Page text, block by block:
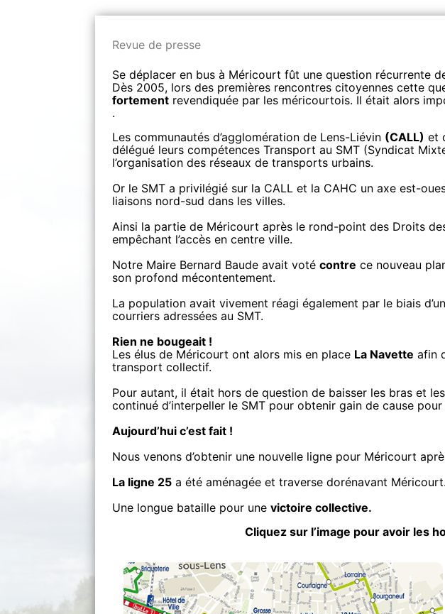
Revue de presse
Se déplacer en bus à Méricourt fût une question récurrente
Dès 2005, lors des premières rencontres citoyennes cette
fortement revendiquée par les méricourtois. Il était alors
.
Les communautés d’agglomération de Lens-Liévin (CALL) et
délégué leurs compétences Transport au SMT (Syndicat
l’organisation des réseaux de transports urbains.
Or le SMT a privilégié sur la CALL et la CAHC un axe est-
liaisons nord-sud dans les villes.
Ainsi la partie de Méricourt après le rond-point des Droits
empêchant l’accès en centre ville.
Notre Maire Bernard Baude avait votécontre ce nouveau
son profond mécontentement.
La population avait vivement réagi également par le biais
courriers adressées au SMT.
Rien ne bougeait !
Les élus de Méricourt ont alors mis en place La Navette afin
transport collectif.
Pour autant, il était hors de question de baisser les bras et
continué d’interpeller le SMT pour obtenir gain de cause
Aujourd’hui c’est fait !
Nous venons d’obtenir une nouvelle ligne pour Méricourt
La ligne 25 a été aménagée et traverse dorénavant Méricourt.
Une longue bataille pour unevictoire collective.
Cliquez sur l’image pour avoir les